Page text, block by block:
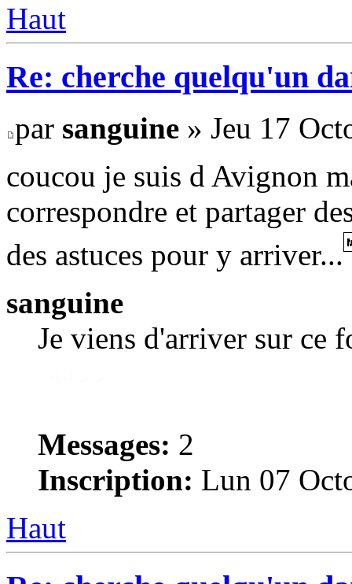
Haut
Re: cherche quelqu'un
par sanguine » Jeu 17
coucou je suis d Avignon
correspondre et partager
des astuces pour y arriver...
sanguine
Je viens d'arriver sur ce
Messages: 2
Inscription: Lun 07
Haut